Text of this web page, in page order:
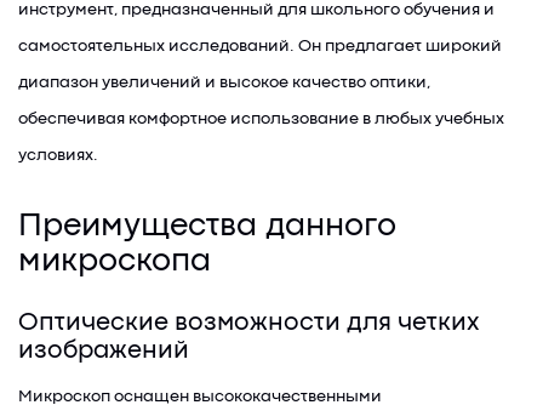
инструмент, предназначенный для школьного обучения и
самостоятельных исследований. Он предлагает широкий
диапазон увеличений и высокое качество оптики,
обеспечивая комфортное использование в любых учебных
условиях.
Преимущества данного
микроскопа
Оптические возможности для четких
изображений
Микроскоп оснащен высококачественными